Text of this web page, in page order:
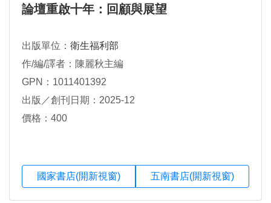
論壇重啟十年：回顧與展望
出版單位： 衛生福利部
作/編/譯者：陳麗秋主編
GPN：1011401392
出版／創刊日期：2025-12
價格：400
國家書店(開新視窗) 五南書店(開新視窗)